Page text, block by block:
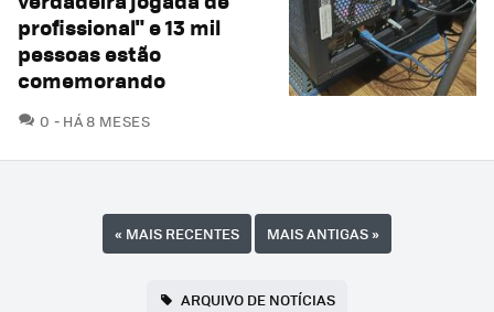
profissional" e 13 mil
pessoas estão
comemorando
0 COMENTÁRIOS
HÁ 8 MESES
« MAIS RECENTES MAIS ANTIGAS»
ARQUIVO DE NOTÍCIAS